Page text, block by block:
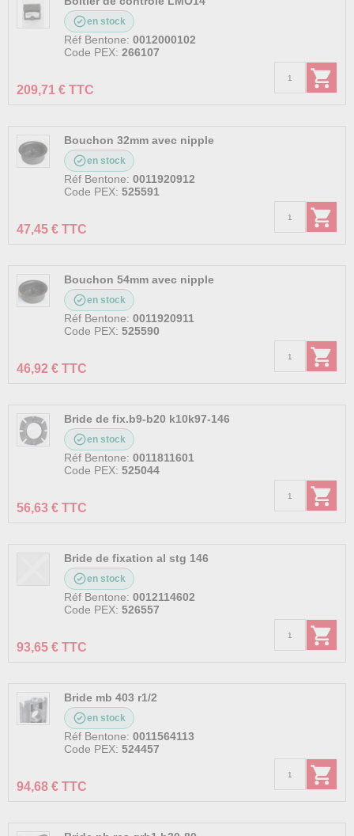
en stock
Réf Bentone: 0012000102
Code PEX: 266107
209,71 € TTC
Bouchon 32mm avec nipple
en stock
Réf Bentone: 0011920912
Code PEX: 525591
47,45 € TTC
Bouchon 54mm avec nipple
en stock
Réf Bentone: 0011920911
Code PEX: 525590
46,92 € TTC
Bride de fix.b9-b20 k10k97-146
en stock
Réf Bentone: 0011811601
Code PEX: 525044
56,63 € TTC
Bride de fixation al stg 146
en stock
Réf Bentone: 0012114602
Code PEX: 526557
93,65 € TTC
Bride mb 403 r1/2
en stock
Réf Bentone: 0011564113
Code PEX: 524457
94,68 € TTC